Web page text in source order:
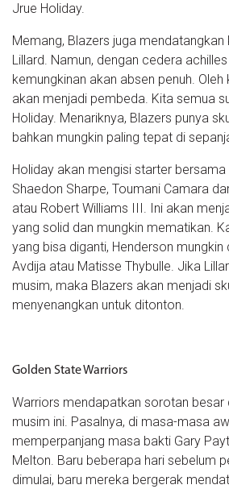
Jrue Holiday.
Memang, Blazers juga mendatangkan
Lillard. Namun, dengan cedera
kemungkinan akan absen penuh. Oleh
akan menjadi pembeda. Kita semua
Holiday. Menariknya, Blazers punya
bahkan mungkin paling tepat di
Holiday akan mengisi starter
Shaedon Sharpe, Toumani Camara
atau Robert Williams III. Ini akan
yang solid dan mungkin mematikan.
yang bisa diganti, Henderson mungkin
Avdija atau Matisse Thybulle. Jika
musim, maka Blazers akan menjadi
menyenangkan untuk ditonton.
Golden State Warriors
Warriors mendapatkan sorotan besar
musim ini. Pasalnya, di masa-masa
memperpanjang masa bakti Gary
Melton. Baru beberapa hari sebelum
dimulai, baru mereka bergerak